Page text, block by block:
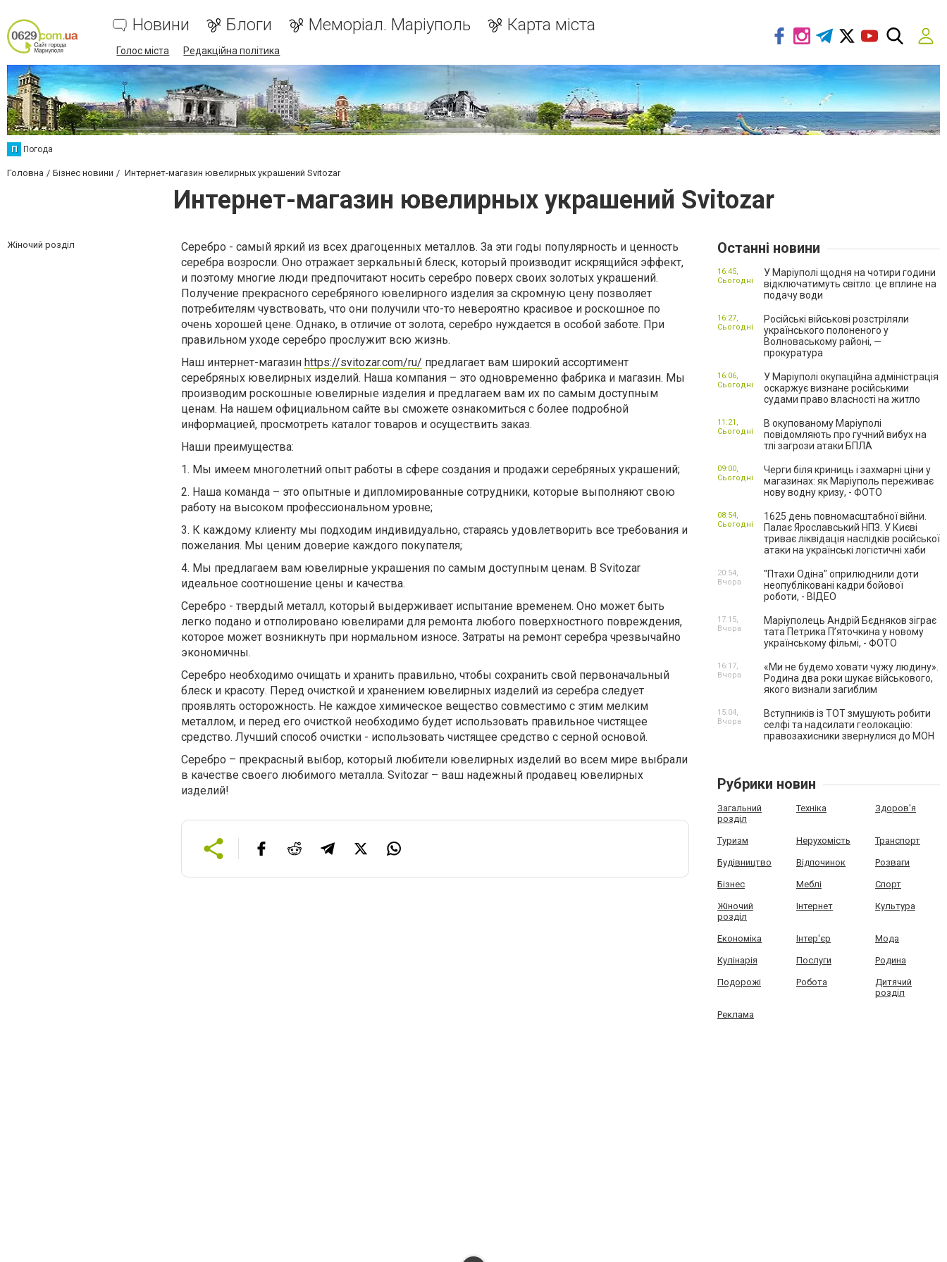
Новини Блоги Меморіал. Маріуполь Карта міста
Голос міста Редакційна політика
П Погода
Головна Бізнес новини Интернет-магазин ювелирных украшений Svitozar
Интернет-магазин ювелирных украшений Svitozar
Жіночий розділ
Серебро - самый яркий из всех драгоценных металлов. За эти годы популярность и ценность
серебра возросли. Оно отражает зеркальный блеск, который производит искрящийся эффект,
и поэтому многие люди предпочитают носить серебро поверх своих золотых украшений.
Получение прекрасного серебряного ювелирного изделия за скромную цену позволяет
потребителям чувствовать, что они получили что-то невероятно красивое и роскошное по
очень хорошей цене. Однако, в отличие от золота, серебро нуждается в особой заботе. При
правильном уходе серебро прослужит всю жизнь.
Наш интернет-магазин https://svitozar.com/ru/ предлагает вам широкий ассортимент
серебряных ювелирных изделий. Наша компания – это одновременно фабрика и магазин. Мы
производим роскошные ювелирные изделия и предлагаем вам их по самым доступным
ценам. На нашем официальном сайте вы сможете ознакомиться с более подробной
информацией, просмотреть каталог товаров и осуществить заказ.
Наши преимущества:
1. Мы имеем многолетний опыт работы в сфере создания и продажи серебряных украшений;
2. Наша команда – это опытные и дипломированные сотрудники, которые выполняют свою
работу на высоком профессиональном уровне;
3. К каждому клиенту мы подходим индивидуально, стараясь удовлетворить все требования и
пожелания. Мы ценим доверие каждого покупателя;
4. Мы предлагаем вам ювелирные украшения по самым доступным ценам. В Svitozar
идеальное соотношение цены и качества.
Серебро - твердый металл, который выдерживает испытание временем. Оно может быть
легко подано и отполировано ювелирами для ремонта любого поверхностного повреждения,
которое может возникнуть при нормальном износе. Затраты на ремонт серебра чрезвычайно
экономичны.
Серебро необходимо очищать и хранить правильно, чтобы сохранить свой первоначальный
блеск и красоту. Перед очисткой и хранением ювелирных изделий из серебра следует
проявлять осторожность. Не каждое химическое вещество совместимо с этим мелким
металлом, и перед его очисткой необходимо будет использовать правильное чистящее
средство. Лучший способ очистки - использовать чистящее средство с серной основой.
Серебро – прекрасный выбор, который любители ювелирных изделий во всем мире выбрали
в качестве своего любимого металла. Svitozar – ваш надежный продавец ювелирных
изделий!
Останні новини
У Маріуполі щодня на чотири години
відключатимуть світло: це вплине на
подачу води
16:45,
Сьогодні
Російські військові розстріляли
українського полоненого у
Волноваському районі, —
прокуратура
16:27,
Сьогодні
У Маріуполі окупаційна адміністрація
оскаржує визнане російськими
судами право власності на житло
16:06,
Сьогодні
В окупованому Маріуполі
повідомляють про гучний вибух на
тлі загрози атаки БПЛА
11:21,
Сьогодні
Черги біля криниць і захмарні ціни у
магазинах: як Маріуполь переживає
нову водну кризу, - ФОТО
09:00,
Сьогодні
1625 день повномасштабної війни.
Палає Ярославський НПЗ. У Києві
триває ліквідація наслідків російської
атаки на українські логістичні хаби
08:54,
Сьогодні
"Птахи Одіна" оприлюднили доти
неопубліковані кадри бойової
роботи, - ВІДЕО
20:54,
Вчора
Маріуполець Андрій Бєдняков зіграє
тата Петрика П’яточкина у новому
українському фільмі, - ФОТО
17:15,
Вчора
«Ми не будемо ховати чужу людину».
Родина два роки шукає військового,
якого визнали загиблим
16:17,
Вчора
Вступників із ТОТ змушують робити
селфі та надсилати геолокацію:
правозахисники звернулися до МОН
15:04,
Вчора
Рубрики новин
Загальний
розділ
Техніка Здоров'я
Туризм Нерухомість Транспорт
Будівництво Відпочинок Розваги
Бізнес Меблі Спорт
Жіночий
розділ
Інтернет Культура
Економіка Інтер'єр Мода
Кулінарія Послуги Родина
Подорожі Робота
Дитячий
розділ
Реклама